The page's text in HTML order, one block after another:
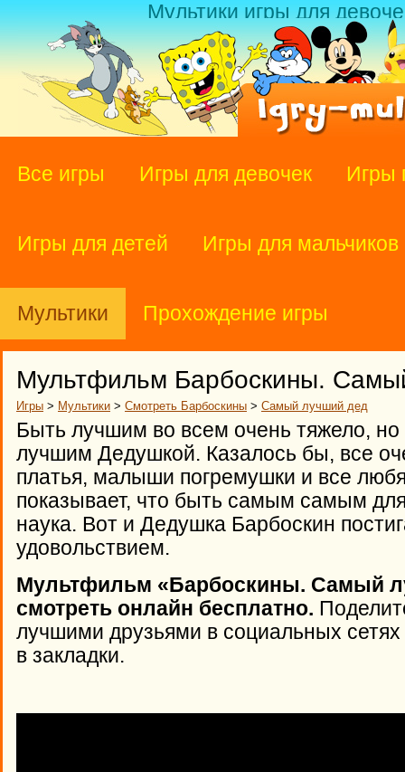
Мультики игры для
Все игры Игры для девочек Игры
Игры для детей Игры для мальчиков
Мультики Прохождение игры
Мультфильм Барбоскины.
Игры > Мультики > Смотреть Барбоскины > Самый лучший дед
Быть лучшим во всем очень тяжело,
лучшим Дедушкой. Казалось бы, все
платья, малыши погремушки и все
показывает, что быть самым самым
наука. Вот и Дедушка Барбоскин
удовольствием.
Мультфильм «Барбоскины. Самый
смотреть онлайн бесплатно.
лучшими друзьями в социальных сетях
в закладки.